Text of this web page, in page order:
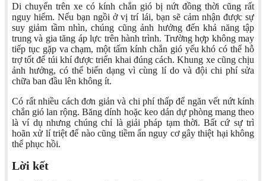
Di chuyển trên xe có kính chắn gió bị nứt đồng thời cũng rất
nguy hiểm. Nếu bạn ngồi ở vị trí lái, bạn sẽ cảm nhận được sự
suy giảm tầm nhìn, chúng cũng ảnh hưởng đến khả năng tập
trung và gia tăng áp lực trên hành trình. Trường hợp không may
tiếp tục gặp va chạm, một tấm kính chắn gió yếu khó có thể hỗ
trợ tốt để túi khí được triển khai đúng cách. Khung xe cũng chịu
ảnh hưởng, có thể biến dạng vì cùng lí do và đội chi phí sửa
chữa ban đầu lên không ít.
Có rất nhiều cách đơn giản và chi phí thấp để ngăn vết nứt kính
chắn gió lan rộng. Băng dính hoặc keo dán dự phòng mang theo
là ví dụ nhưng chúng chỉ là giải pháp tạm thời. Bất cứ sự trì
hoãn xử lí triệt để nào cũng tiềm ẩn nguy cơ gây thiệt hại không
thể phục hồi.
Lời kết